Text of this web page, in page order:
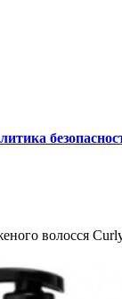
волосся